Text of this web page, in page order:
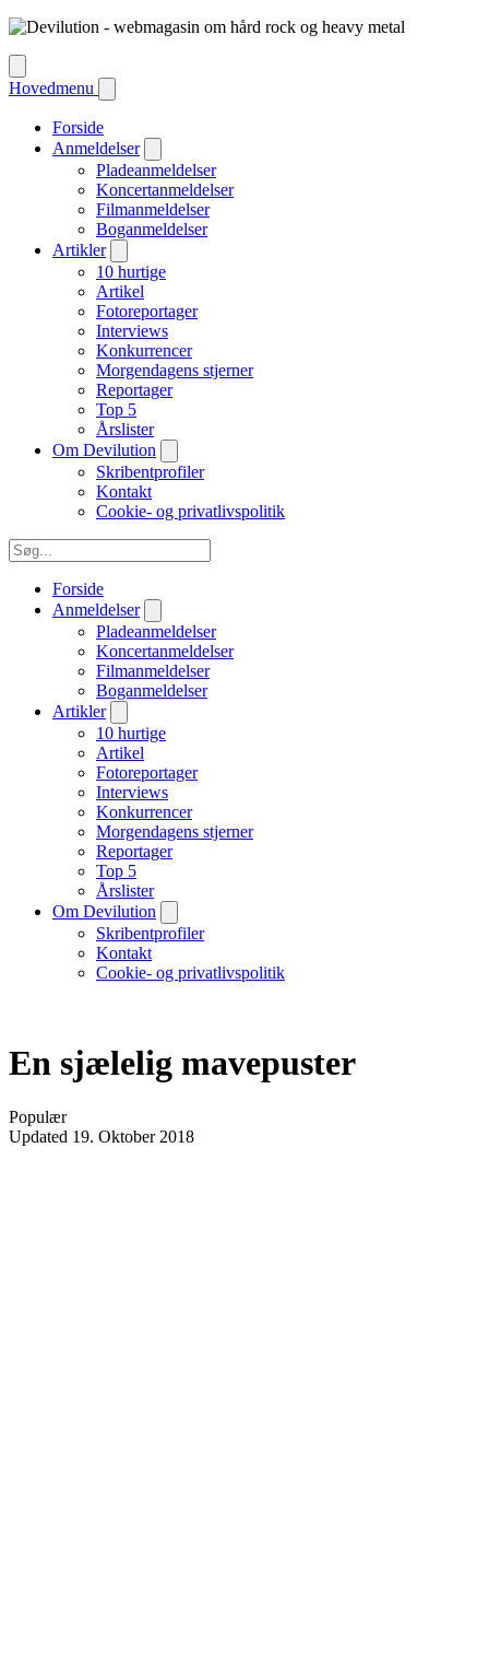
Hovedmenu
Forside
Anmeldelser
Pladeanmeldelser
Koncertanmeldelser
Filmanmeldelser
Boganmeldelser
Artikler
10 hurtige
Artikel
Fotoreportager
Interviews
Konkurrencer
Morgendagens stjerner
Reportager
Top 5
Årslister
Om Devilution
Skribentprofiler
Kontakt
Cookie- og privatlivspolitik
Forside
Anmeldelser
Pladeanmeldelser
Koncertanmeldelser
Filmanmeldelser
Boganmeldelser
Artikler
10 hurtige
Artikel
Fotoreportager
Interviews
Konkurrencer
Morgendagens stjerner
Reportager
Top 5
Årslister
Om Devilution
Skribentprofiler
Kontakt
Cookie- og privatlivspolitik
En sjælelig mavepuster
Populær
Updated 19. Oktober 2018